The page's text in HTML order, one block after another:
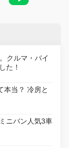
クルマ・バイ
た！
本当？ 冷房と
ニバン人気3車